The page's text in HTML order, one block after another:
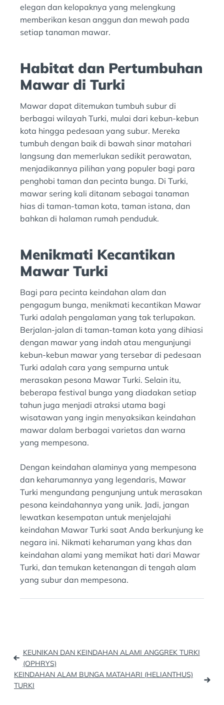
elegan dan kelopaknya yang melengkung
memberikan kesan anggun dan mewah pada
setiap tanaman mawar.
Habitat dan Pertumbuhan
Mawar di Turki
Mawar dapat ditemukan tumbuh subur di
berbagai wilayah Turki, mulai dari kebun-kebun
kota hingga pedesaan yang subur. Mereka
tumbuh dengan baik di bawah sinar matahari
langsung dan memerlukan sedikit perawatan,
menjadikannya pilihan yang populer bagi para
penghobi taman dan pecinta bunga. Di Turki,
mawar sering kali ditanam sebagai tanaman
hias di taman-taman kota, taman istana, dan
bahkan di halaman rumah penduduk.
Menikmati Kecantikan
Mawar Turki
Bagi para pecinta keindahan alam dan
pengagum bunga, menikmati kecantikan Mawar
Turki adalah pengalaman yang tak terlupakan.
Berjalan-jalan di taman-taman kota yang dihiasi
dengan mawar yang indah atau mengunjungi
kebun-kebun mawar yang tersebar di pedesaan
Turki adalah cara yang sempurna untuk
merasakan pesona Mawar Turki. Selain itu,
beberapa festival bunga yang diadakan setiap
tahun juga menjadi atraksi utama bagi
wisatawan yang ingin menyaksikan keindahan
mawar dalam berbagai varietas dan warna
yang mempesona.
Dengan keindahan alaminya yang mempesona
dan keharumannya yang legendaris, Mawar
Turki mengundang pengunjung untuk merasakan
pesona keindahannya yang unik. Jadi, jangan
lewatkan kesempatan untuk menjelajahi
keindahan Mawar Turki saat Anda berkunjung ke
negara ini. Nikmati keharuman yang khas dan
keindahan alami yang memikat hati dari Mawar
Turki, dan temukan ketenangan di tengah alam
yang subur dan mempesona.
Post
navigation
KEUNIKAN DAN KEINDAHAN ALAMI ANGGREK TURKI
(OPHRYS)
KEINDAHAN ALAM BUNGA MATAHARI (HELIANTHUS)
TURKI